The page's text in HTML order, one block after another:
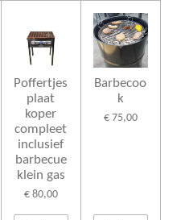
Poffertjes
plaat
koper
compleet
inclusief
barbecue
klein gas
€ 80,00
Barbecoo
k
€ 75,00